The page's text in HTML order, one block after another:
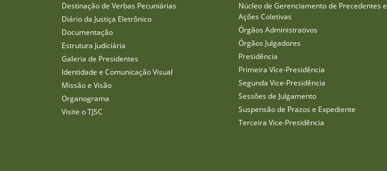
Destinação de Verbas Pecuniárias
Diário da Justiça Eletrônico
Documentação
Estrutura Judiciária
Galeria de Presidentes
Identidade e Comunicação Visual
Missão e Visão
Organograma
Visite o TJSC
Núcleo de Gerenciamento de Precedentes e
Ações Coletivas
Órgãos Administrativos
Órgãos Julgadores
Presidência
Primeira Vice-Presidência
Segunda Vice-Presidência
Sessões de Julgamento
Suspensão de Prazos e Expediente
Terceira Vice-Presidência